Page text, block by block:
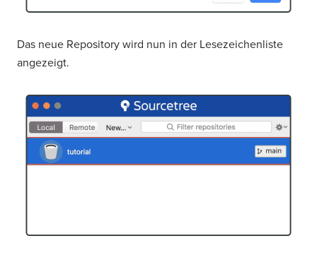
Das neue Repository wird nun in der Lesezeichenliste
angezeigt.